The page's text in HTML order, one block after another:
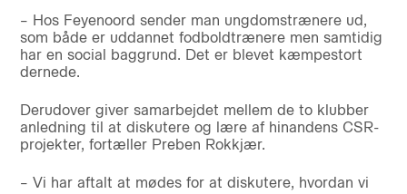
– Hos Feyenoord sender man ungdomstrænere ud,
som både er uddannet fodboldtrænere men samtidig
har en social baggrund. Det er blevet kæmpestort
dernede.
Derudover giver samarbejdet mellem de to klubber
anledning til at diskutere og lære af hinandens CSR-
projekter, fortæller Preben Rokkjær.
– Vi har aftalt at mødes for at diskutere, hvordan vi